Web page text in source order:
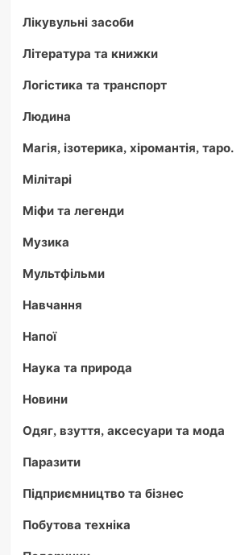
Лікувульні засоби
Література та книжки
Логістика та транспорт
Людина
Магія, ізотерика, хіромантія, таро.
Мілітарі
Міфи та легенди
Музика
Мультфільми
Навчання
Напої
Наука та природа
Новини
Одяг, взуття, аксесуари та мода
Паразити
Підприємництво та бізнес
Побутова техніка